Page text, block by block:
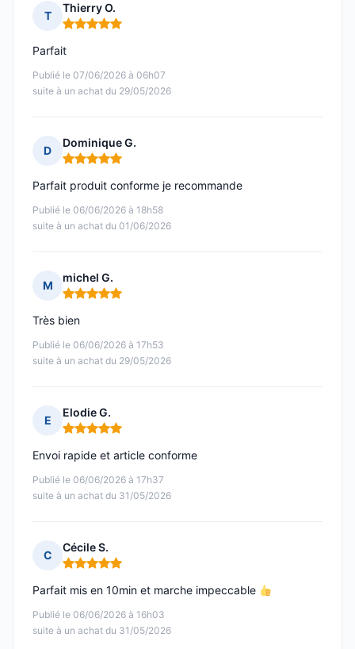
T
Thierry O.
Note : 5 sur 5
Publié le 07/06/2026 à 06h07
suite à un achat du 29/05/2026
Parfait
D
Dominique G.
Note : 5 sur 5
Publié le 06/06/2026 à 18h58
suite à un achat du 01/06/2026
Parfait produit conforme je recommande
M
michel G.
Note : 5 sur 5
Publié le 06/06/2026 à 17h53
suite à un achat du 29/05/2026
Très bien
E
Elodie G.
Note : 5 sur 5
Publié le 06/06/2026 à 17h37
suite à un achat du 31/05/2026
Envoi rapide et article conforme
C
Cécile S.
Note : 5 sur 5
Publié le 06/06/2026 à 16h03
suite à un achat du 31/05/2026
Parfait mis en 10min et marche impeccable